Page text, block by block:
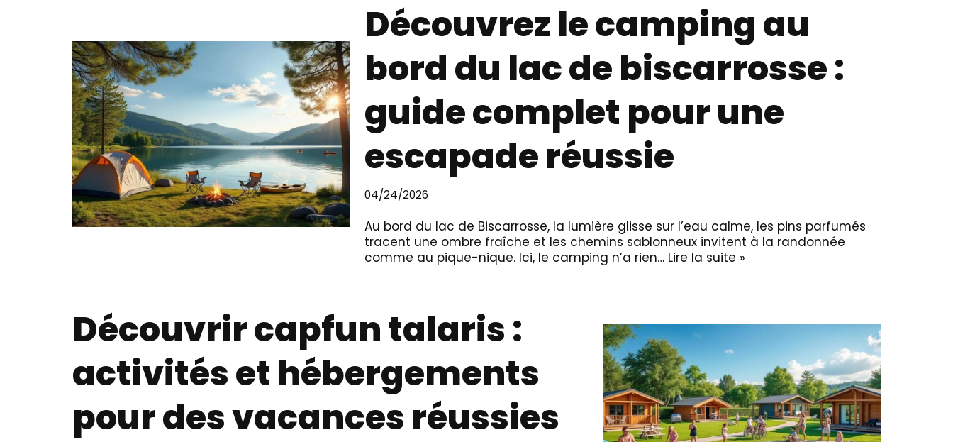
Découvrez le camping au
bord du lac de biscarrosse :
guide complet pour une
escapade réussie
04/24/2026
Au bord du lac de Biscarrosse, la lumière glisse sur l’eau calme, les pins parfumés
tracent une ombre fraîche et les chemins sablonneux invitent à la randonnée
comme au pique-nique. Ici, le camping n’a rien… Lire la suite »
Découvrir capfun talaris :
activités et hébergements
pour des vacances réussies